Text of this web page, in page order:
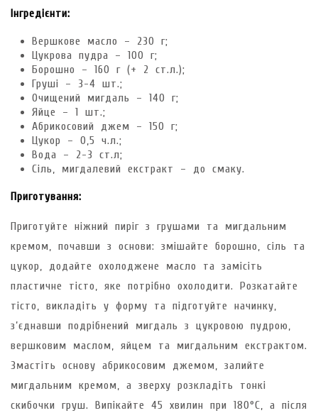
Інгредієнти:
Вершкове масло – 230 г;
Цукрова пудра – 100 г;
Борошно – 160 г (+ 2 ст.л.);
Груші – 3-4 шт.;
Очищений мигдаль – 140 г;
Яйце – 1 шт.;
Абрикосовий джем – 150 г;
Цукор – 0,5 ч.л.;
Вода – 2-3 ст.л;
Сіль, мигдалевий екстракт – до смаку.
Приготування:
Приготуйте ніжний пиріг з грушами та мигдальним
кремом, почавши з основи: змішайте борошно, сіль та
цукор, додайте охолоджене масло та замісіть
пластичне тісто, яке потрібно охолодити. Розкатайте
тісто, викладіть у форму та підготуйте начинку,
з’єднавши подрібнений мигдаль з цукровою пудрою,
вершковим маслом, яйцем та мигдальним екстрактом.
Змастіть основу абрикосовим джемом, залийте
мигдальним кремом, а зверху розкладіть тонкі
скибочки груш. Випікайте 45 хвилин при 180°C, а після